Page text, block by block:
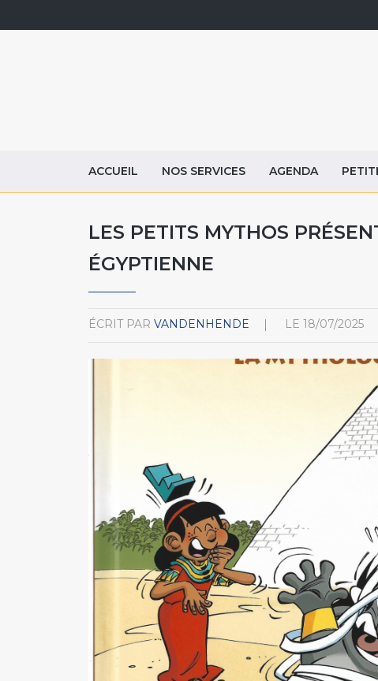
ACCUEIL NOS SERVICES AGENDA
LES PETITS MYTHOS
ÉGYPTIENNE
ÉCRIT PAR VANDENHENDE LE 18/07/2025